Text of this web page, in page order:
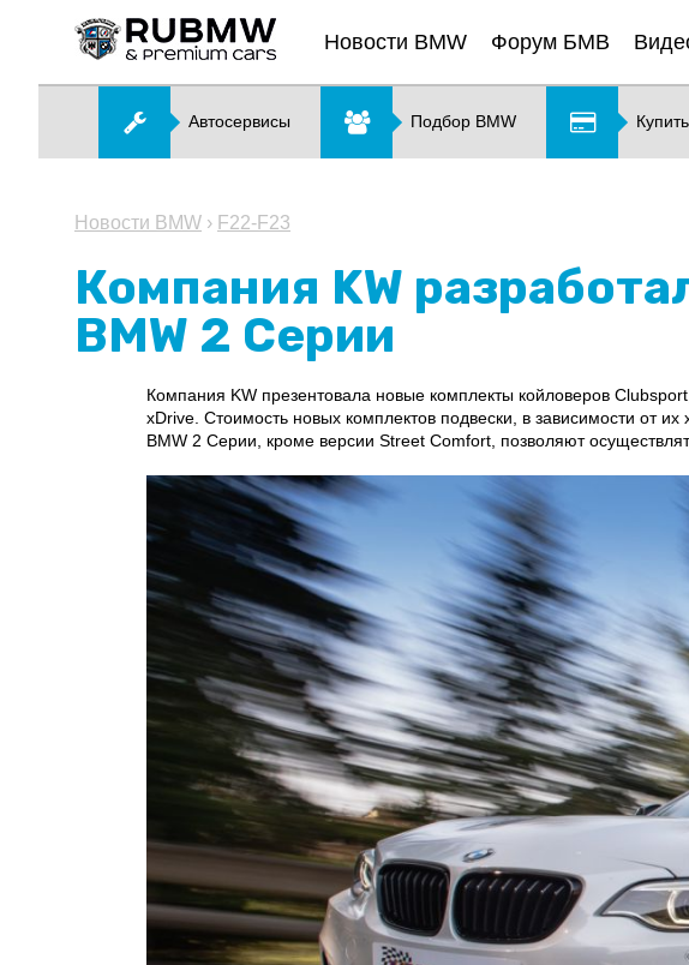
Новости BMW Форум БМВ
Автосервисы Подбор BMW
Новости BMW › F22-F23
Компания KW
BMW 2 Серии
Компания KW презентовала новые комплекты койловеров
xDrive. Стоимость новых комплектов подвески, в зависимости от
BMW 2 Серии, кроме версии Street Comfort, позволяют